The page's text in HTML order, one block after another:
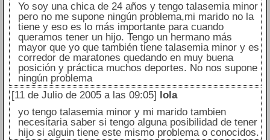
Yo soy una chica de 24 años y tengo talasemia minor
pero no me supone ningún problema,mi marido no la
tiene y eso es lo más importante para cuando
queramos tener un hijo. Tengo un hermano más
mayor que yo que también tiene talasemia minor y es
corredor de maratones quedando en muy buena
posición y práctica muchos deportes. No nos supone
ningún problema
[11 de Julio de 2005 a las 09:05]
lola
yo tengo talasemia minor y mi marido tambien
necesitaria saber si tengo alguna posibilidad de tener
hijo si alguin tiene este mismo problema o conocidos.